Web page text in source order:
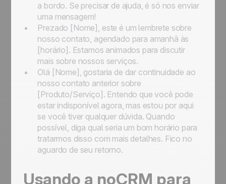
a bordo. Se precisar de ajuda, é só nos enviar
uma mensagem!
Prezado [Nome], este é um lembrete sobre
nosso contato, agendado para amanhã às
[horário]. Estamos animados para discutir
mais sobre nossos serviços.
Olá [Nome], gostaria de dar continuidade ao
nosso contato anterior sobre
[Produto/Serviço]. Entendo que você pode
estar indisponível agora, mas estou por aqui
se você tiver qualquer dúvida. Quando
possível, diga qual seria um bom horário para
tratarmos disso com mais detalhes. Fico no
aguardo de seu retorno.
Usando a noCRM para